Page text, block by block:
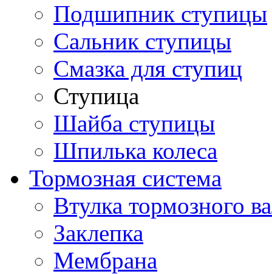
Подшипник ступицы
Сальник ступицы
Смазка для ступиц
Ступица
Шайба ступицы
Шпилька колеса
Тормозная система
Втулка тормозного
Заклепка
Мембрана